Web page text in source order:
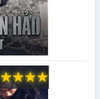
★
★
★
★